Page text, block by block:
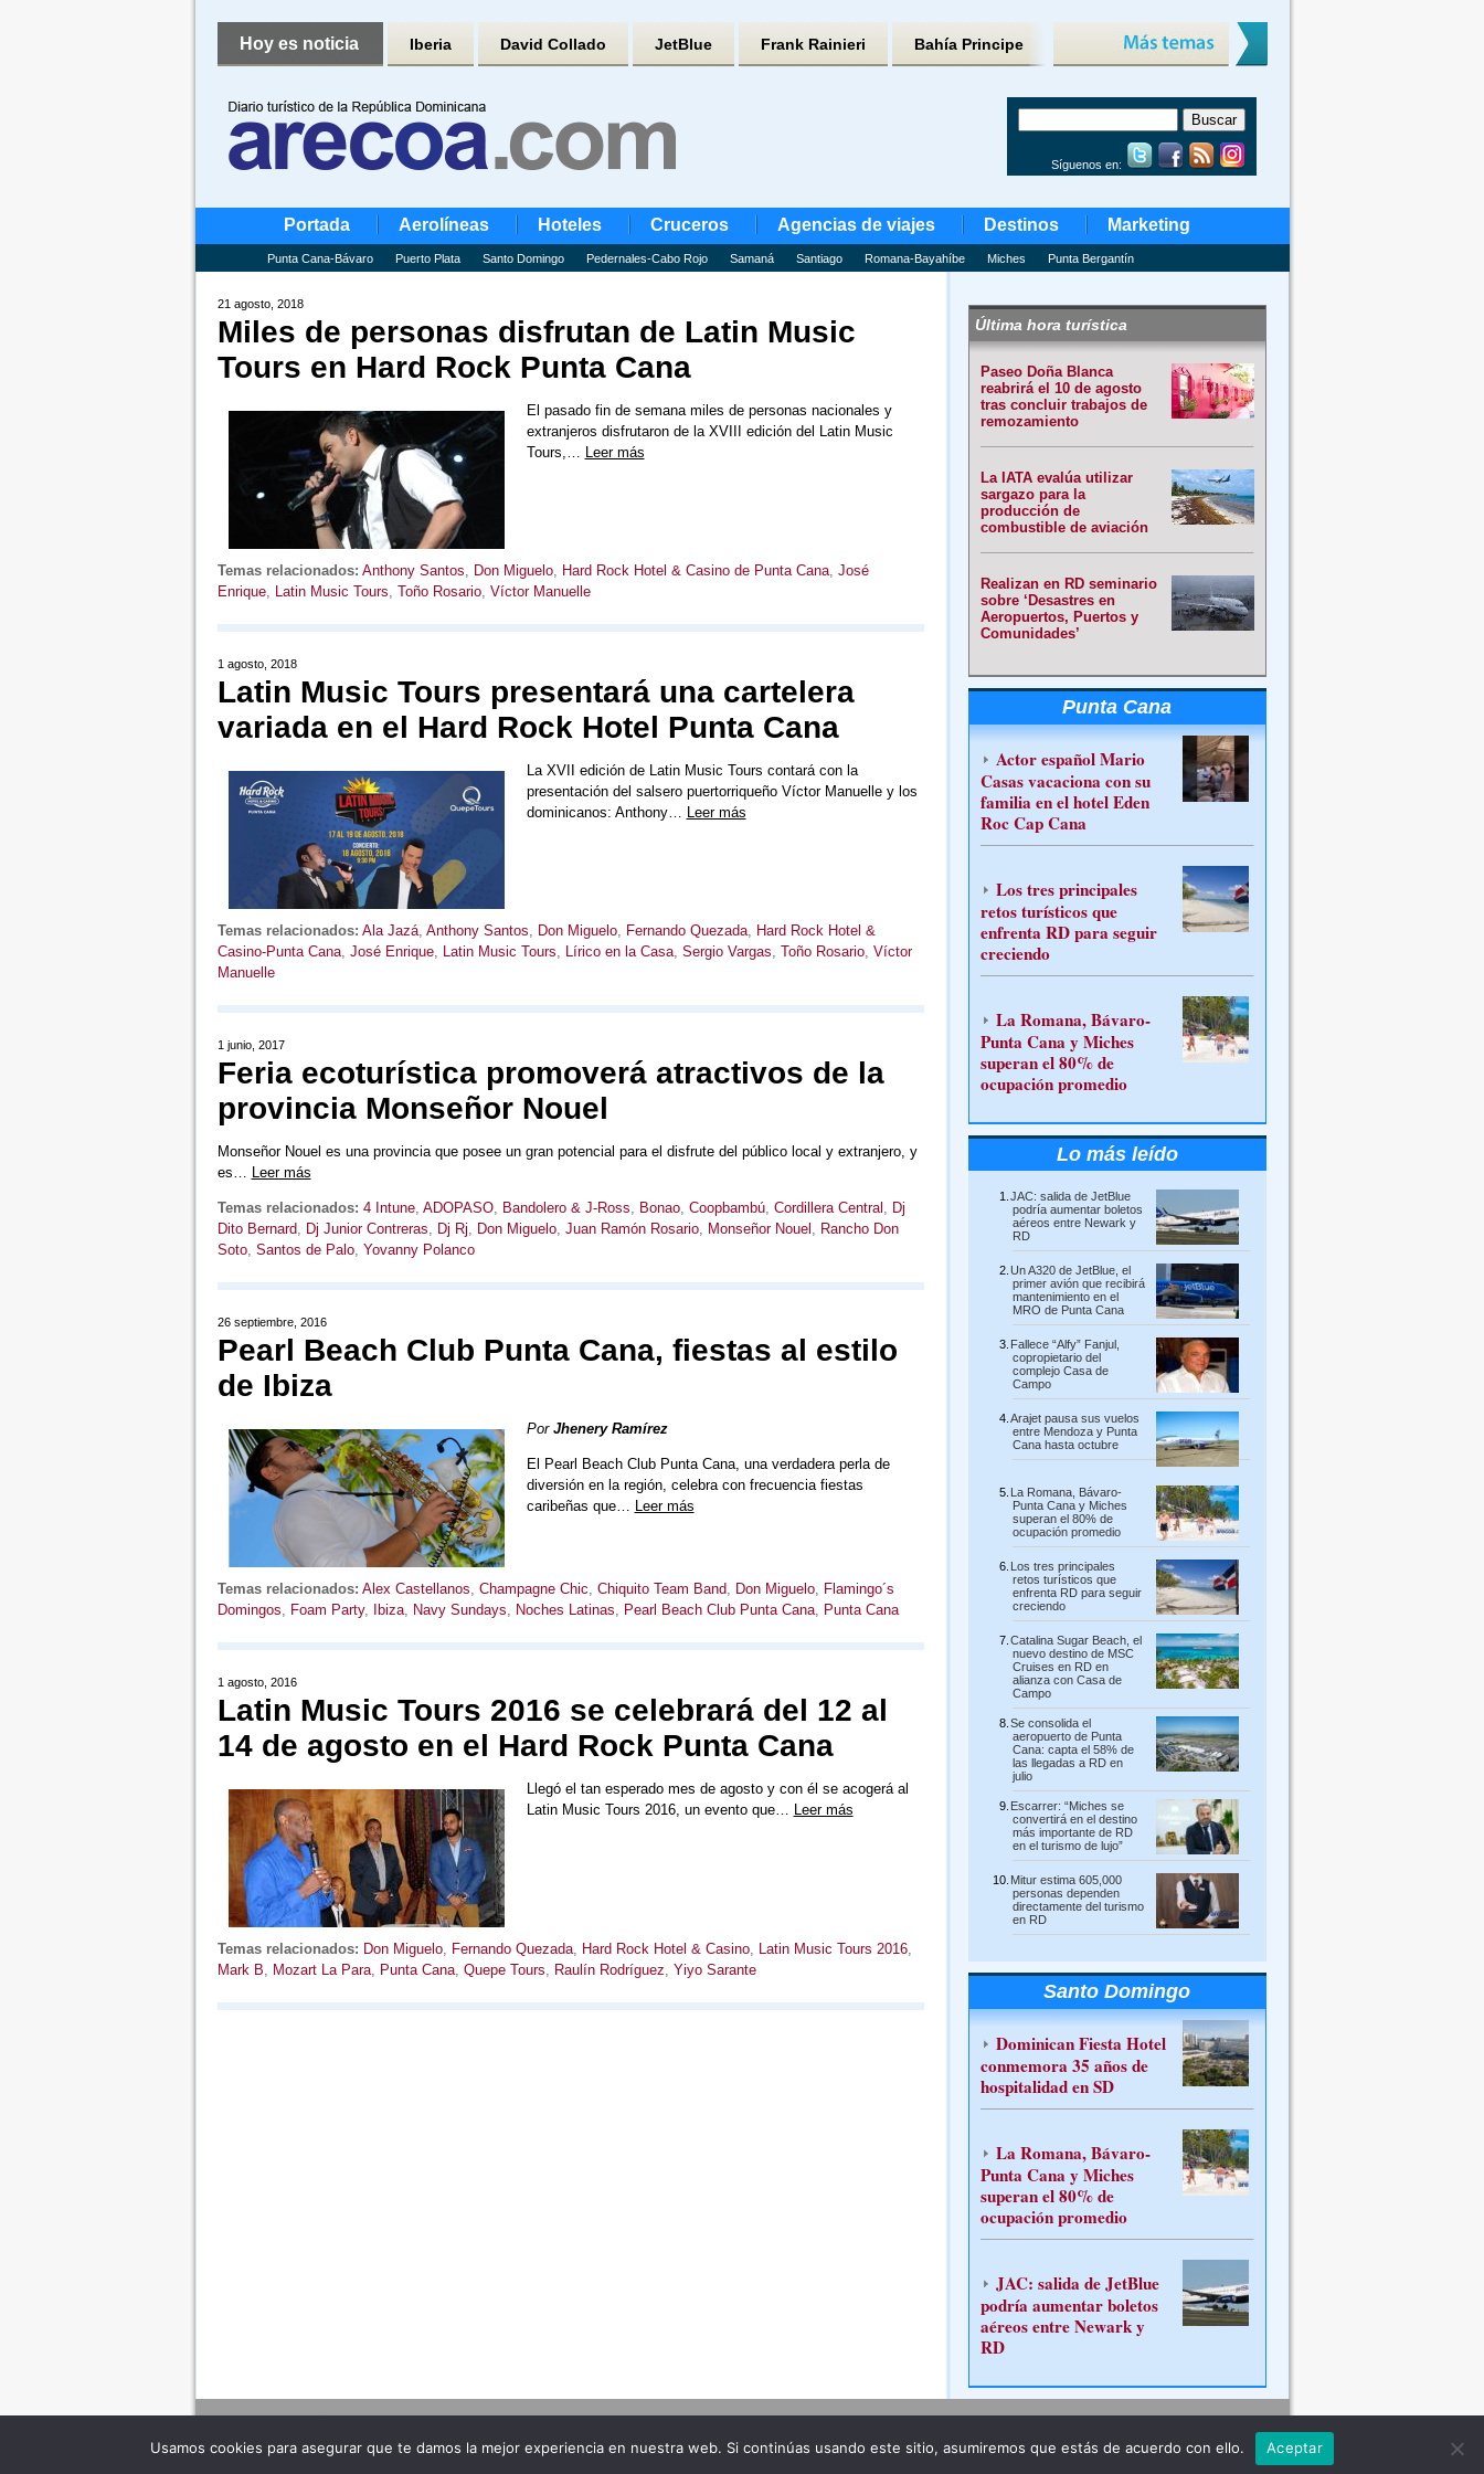
Hoy es noticia Iberia David Collado JetBlue Frank Rainieri Bahía Principe
Síguenos en:
Portada Aerolíneas Hoteles Cruceros Agencias de viajes Destinos Marketing
Punta Cana-Bávaro Puerto Plata Santo Domingo Pedernales-Cabo Rojo Samaná Santiago Romana-Bayahíbe Miches Punta Bergantín
21 agosto, 2018
Miles de personas disfrutan de Latin Music
Tours en Hard Rock Punta Cana
El pasado fin de semana miles de personas nacionales y
extranjeros disfrutaron de la XVIII edición del Latin Music
Tours,… Leer más
Temas relacionados: Anthony Santos, Don Miguelo, Hard Rock Hotel & Casino de Punta Cana, José
Enrique, Latin Music Tours, Toño Rosario, Víctor Manuelle
1 agosto, 2018
Latin Music Tours presentará una cartelera
variada en el Hard Rock Hotel Punta Cana
La XVII edición de Latin Music Tours contará con la
presentación del salsero puertorriqueño Víctor Manuelle y los
dominicanos: Anthony… Leer más
Temas relacionados: Ala Jazá, Anthony Santos, Don Miguelo, Fernando Quezada, Hard Rock Hotel &
Casino-Punta Cana, José Enrique, Latin Music Tours, Lírico en la Casa, Sergio Vargas, Toño Rosario, Víctor
Manuelle
1 junio, 2017
Feria ecoturística promoverá atractivos de la
provincia Monseñor Nouel
Monseñor Nouel es una provincia que posee un gran potencial para el disfrute del público local y extranjero, y
es… Leer más
Temas relacionados: 4 Intune, ADOPASO, Bandolero & J-Ross, Bonao, Coopbambú, Cordillera Central , Dj
Dito Bernard, Dj Junior Contreras, Dj Rj, Don Miguelo, Juan Ramón Rosario, Monseñor Nouel , Rancho Don
Soto, Santos de Palo, Yovanny Polanco
26 septiembre, 2016
Pearl Beach Club Punta Cana, fiestas al estilo
de Ibiza
Por Jhenery Ramírez
El Pearl Beach Club Punta Cana, una verdadera perla de
diversión en la región, celebra con frecuencia fiestas
caribeñas que… Leer más
Temas relacionados: Alex Castellanos, Champagne Chic, Chiquito Team Band, Don Miguelo, Flamingo´s
Domingos, Foam Party, Ibiza, Navy Sundays, Noches Latinas, Pearl Beach Club Punta Cana, Punta Cana
1 agosto, 2016
Latin Music Tours 2016 se celebrará del 12 al
14 de agosto en el Hard Rock Punta Cana
Llegó el tan esperado mes de agosto y con él se acogerá al
Latin Music Tours 2016, un evento que… Leer más
Temas relacionados: Don Miguelo, Fernando Quezada, Hard Rock Hotel & Casino, Latin Music Tours 2016,
Mark B, Mozart La Para, Punta Cana, Quepe Tours, Raulín Rodríguez, Yiyo Sarante
Última hora turística
Paseo Doña Blanca
reabrirá el 10 de agosto
tras concluir trabajos de
remozamiento
La IATA evalúa utilizar
sargazo para la
producción de
combustible de aviación
Realizan en RD seminario
sobre ‘Desastres en
Aeropuertos, Puertos y
Comunidades’
Punta Cana
Actor español Mario
Casas vacaciona con su
familia en el hotel Eden
Roc Cap Cana
Los tres principales
retos turísticos que
enfrenta RD para seguir
creciendo
La Romana, Bávaro-
Punta Cana y Miches
superan el 80% de
ocupación promedio
Lo más leído
JAC: salida de JetBlue
podría aumentar boletos
aéreos entre Newark y
RD
Un A320 de JetBlue, el
primer avión que recibirá
mantenimiento en el
MRO de Punta Cana
Fallece “Alfy” Fanjul,
copropietario del
complejo Casa de
Campo
Arajet pausa sus vuelos
entre Mendoza y Punta
Cana hasta octubre
La Romana, Bávaro-
Punta Cana y Miches
superan el 80% de
ocupación promedio
Los tres principales
retos turísticos que
enfrenta RD para seguir
creciendo
Catalina Sugar Beach, el
nuevo destino de MSC
Cruises en RD en
alianza con Casa de
Campo
Se consolida el
aeropuerto de Punta
Cana: capta el 58% de
las llegadas a RD en
julio
Escarrer: “Miches se
convertirá en el destino
más importante de RD
en el turismo de lujo”
Mitur estima 605,000
personas dependen
directamente del turismo
en RD
Santo Domingo
Dominican Fiesta Hotel
conmemora 35 años de
hospitalidad en SD
La Romana, Bávaro-
Punta Cana y Miches
superan el 80% de
ocupación promedio
JAC: salida de JetBlue
podría aumentar boletos
aéreos entre Newark y
RD
Usamos cookies para asegurar que te damos la mejor experiencia en nuestra web. Si continúas usando este sitio, asumiremos que estás de acuerdo con ello. Aceptar